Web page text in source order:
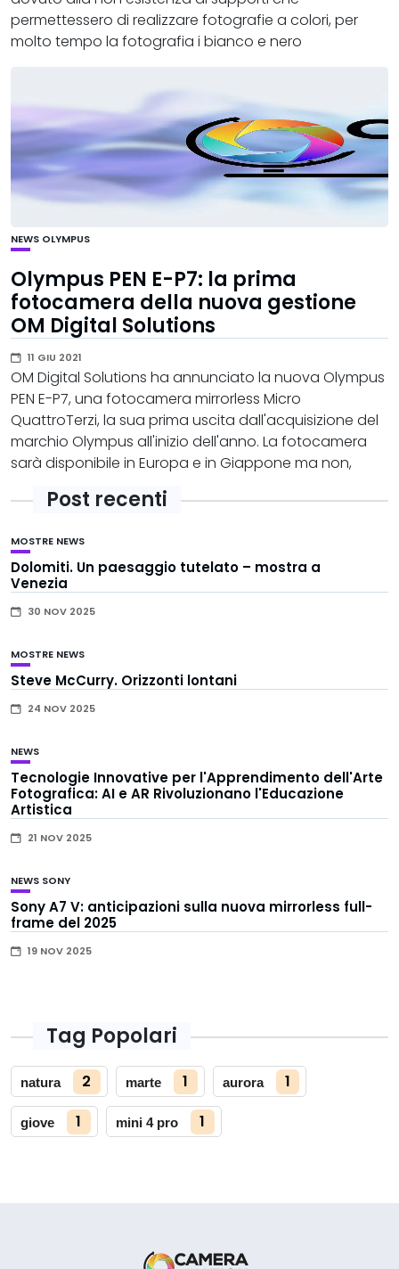
permettessero di realizzare fotografie a colori, per
molto tempo la fotografia i bianco e nero
NEWS OLYMPUS
Olympus PEN E-P7: la prima
fotocamera della nuova gestione
OM Digital Solutions
11 GIU 2021
OM Digital Solutions ha annunciato la nuova Olympus
PEN E-P7, una fotocamera mirrorless Micro
QuattroTerzi, la sua prima uscita dall'acquisizione del
marchio Olympus all'inizio dell'anno. La fotocamera
sarà disponibile in Europa e in Giappone ma non,
Post recenti
MOSTRE NEWS
Dolomiti. Un paesaggio tutelato – mostra a
Venezia
30 NOV 2025
MOSTRE NEWS
Steve McCurry. Orizzonti lontani
24 NOV 2025
NEWS
Tecnologie Innovative per l'Apprendimento dell'Arte
Fotografica: AI e AR Rivoluzionano l'Educazione
Artistica
21 NOV 2025
NEWS SONY
Sony A7 V: anticipazioni sulla nuova mirrorless full-
frame del 2025
19 NOV 2025
Tag Popolari
natura 2 marte 1 aurora 1
giove 1 mini 4 pro 1